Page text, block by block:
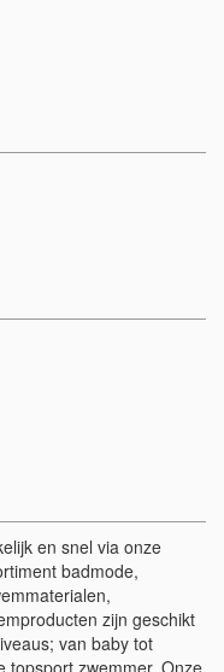
en snel via onze
badmode,
zijn geschikt
van baby tot
topsport zwemmer. Onze